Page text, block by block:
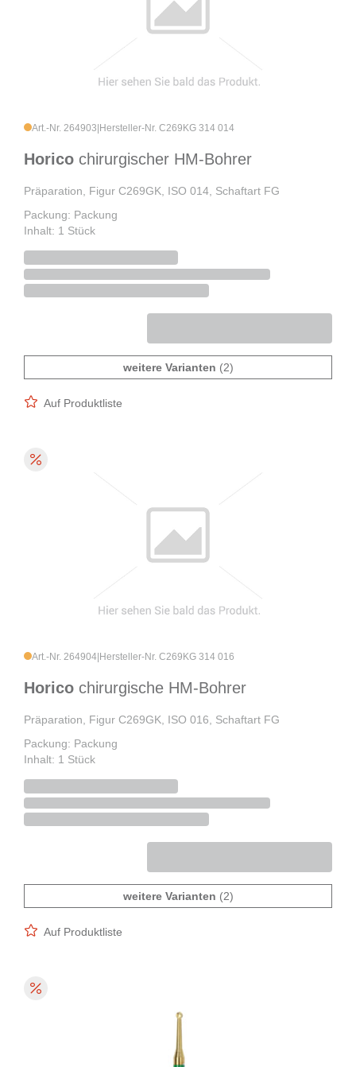
Art.-Nr. 264903 Hersteller-Nr. C269KG 314 014
Horico chirurgischer HM-Bohrer
Präparation, Figur C269GK, ISO 014, Schaftart FG
Packung: Packung
Inhalt: 1 Stück
weitere Varianten (2)
Auf Produktliste
Art.-Nr. 264904 Hersteller-Nr. C269KG 314 016
Horico chirurgische HM-Bohrer
Präparation, Figur C269GK, ISO 016, Schaftart FG
Packung: Packung
Inhalt: 1 Stück
weitere Varianten (2)
Auf Produktliste